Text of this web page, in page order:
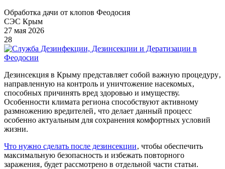
Обработка дачи от клопов Феодосия
СЭС Крым
27 мая 2026
28
Дезинсекция в Крыму представляет собой важную процедуру‚
направленную на контроль и уничтожение насекомых‚
способных причинять вред здоровью и имуществу.
Особенности климата региона способствуют активному
размножению вредителей‚ что делает данный процесс
особенно актуальным для сохранения комфортных условий
жизни.
Что нужно сделать после дезинсекции‚ чтобы обеспечить
максимальную безопасность и избежать повторного
заражения‚ будет рассмотрено в отдельной части статьи.